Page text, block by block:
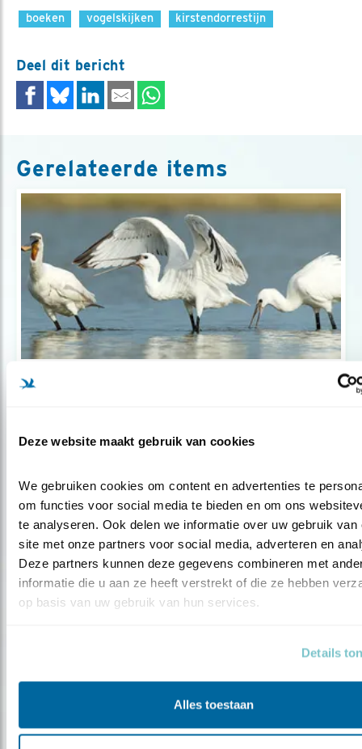
Deze website maakt gebruik van cookies
We gebruiken cookies om content en advertenties te
om functies voor social media te bieden en om ons
te analyseren. Ook delen we informatie over uw gebruik van
site met onze partners voor social media, adverteren en
Deze partners kunnen deze gegevens combineren met
informatie die u aan ze heeft verstrekt of die ze hebben
op basis van uw gebruik van hun services.
Details
Alles toestaan
boeken vogelskijken kirstendorrestijn
Deel dit bericht
Gerelateerde items
Blog
EEN DWARS VOGELBOEK
Door Kirsten Dorrestijn
DE MOOISTE PLEKKEN OM TE